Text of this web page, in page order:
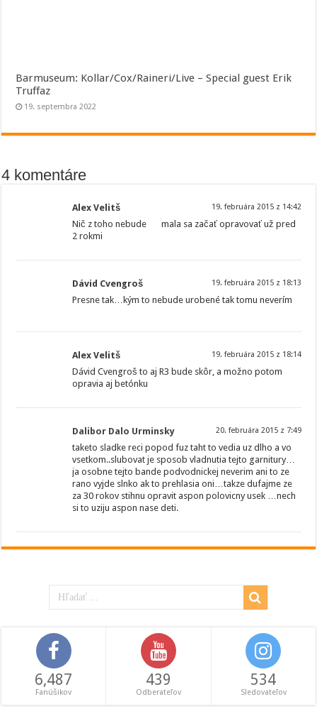
Barmuseum: Kollar/Cox/Raineri/Live – Special guest Erik
Truffaz
19. septembra 2022
4 komentáre
Alex Velitš 19. februára 2015 z 14:42
Nič z toho nebude
mala sa začať opravovať už pred
2 rokmi
Dávid Cvengroš 19. februára 2015 z 18:13
Presne tak…kým to nebude urobené tak tomu neverím
Alex Velitš 19. februára 2015 z 18:14
Dávid Cvengroš to aj R3 bude skôr, a možno potom
opravia aj betónku
Dalibor Dalo Urminsky 20. februára 2015 z 7:49
taketo sladke reci popod fuz taht to vedia uz dlho a vo
vsetkom..slubovat je sposob vladnutia tejto garnitury…
ja osobne tejto bande podvodnickej neverim ani to ze
rano vyjde slnko ak to prehlasia oni…takze dufajme ze
za 30 rokov stihnu opravit aspon polovicny usek …nech
si to uziju aspon nase deti.
6,487
Fanúšikov
439
Odberateľov
534
Sledovateľov